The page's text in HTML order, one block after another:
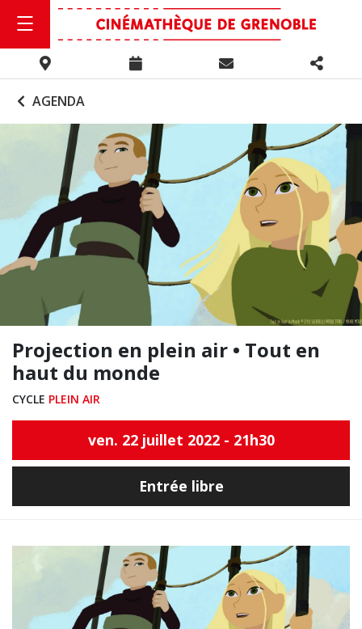
AGENDA
Projection en plein air • Tout en
haut du monde
CYCLE PLEIN AIR
ven. 22 juillet 2022 - 21h30
Entrée libre